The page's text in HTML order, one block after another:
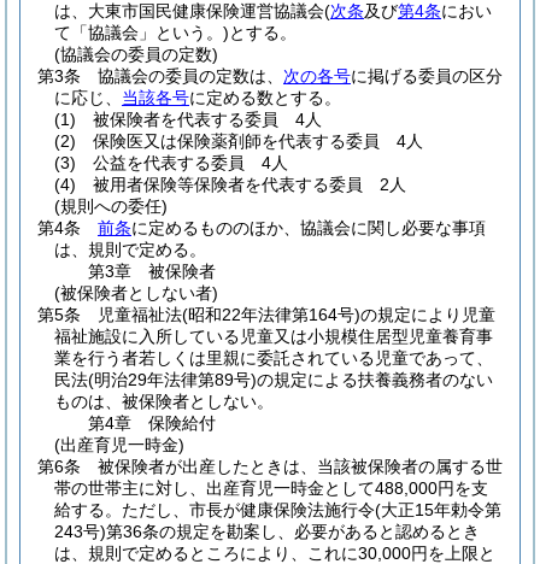
は、大東市国民健康保険運営協議会(次条及び第4条におい
て「協議会」という。)とする。
(協議会の委員の定数)
第3条
協議会の委員の定数は、 次の各号に掲げる委員の区分
に応じ、 当該各号に定める数とする。
(1)
被保険者を代表する委員 4人
(2)
保険医又は保険薬剤師を代表する委員 4人
(3)
公益を代表する委員 4人
(4)
被用者保険等保険者を代表する委員 2人
(規則への委任)
第4条
前条に定めるもののほか、協議会に関し必要な事項
は、規則で定める。
第3章
被保険者
(被保険者としない者)
第5条
児童福祉法(昭和22年法律第164号)の規定により児童
福祉施設に入所している児童又は小規模住居型児童養育事
業を行う者若しくは里親に委託されている児童であって、
民法(明治29年法律第89号)の規定による扶養義務者のない
ものは、被保険者としない。
第4章
保険給付
(出産育児一時金)
第6条
被保険者が出産したときは、当該被保険者の属する世
帯の世帯主に対し、出産育児一時金として488,000円を支
給する。 ただし、市長が健康保険法施行令(大正15年勅令第
243号)第36条の規定を勘案し、必要があると認めるとき
は、規則で定めるところにより、これに30,000円を上限と